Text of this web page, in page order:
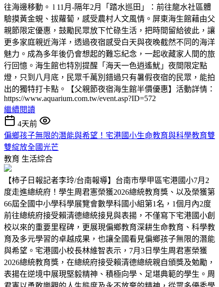
往海邊移動。 l 11月-隔年2月「踏水巡田」：前往龍水社區體
驗摸黃金蜆、拔蘿蔔，感受農村人文風情。屏東海生館藉由父
親節限定優惠，鼓勵民眾放下忙碌生活，把時間留給彼此，讓
更多家庭親近海洋，透過夜宿感受白天與夜晚截然不同的海洋
魅力。成為多年後仍會想起的難忘紀念，一起收藏家人間的旅
行回憶。海生館也特別提醒「海天一色逍遙魷」夜間限定點
燈，只到八月底，民眾千萬別錯過只有暑假夜宿的民眾，能拍
出的獨特打卡點。【父親節夜宿海生館半價優惠】活動詳情：
https://www.aquarium.com.tw/event.asp?ID=572
繼續閱讀
4天前
偏鄉孩子無限的潛能與希望！宅港國小生命教育與科學教育雙
雙綻放全國光芒
教育 生活綜合
【柿子日報記者李玲/台南報導】台南市學甲區宅港國小7月2
度走進總統府！學生周君憲榮獲2026總統教育獎、以及榮獲第
66屆全國中小學科學展覽會數學科國小組第1名，1個月內2度
前往總統府接受賴清德總統接見與表揚，不僅寫下宅港國小創
校以來的重要里程碑，更展現偏鄉教育深耕生命教育、科學教
育及多元學習的卓越成果，也讓全國看見偏鄉孩子無限的潛能
與希望。宅港國小校長林維智表示，7月3日學生周君憲榮獲
2026總統教育獎，在總統府接受賴清德總統親自頒獎及勉勵，
表揚在逆境中展現堅毅精神、積極向學、足堪典範的學生。周